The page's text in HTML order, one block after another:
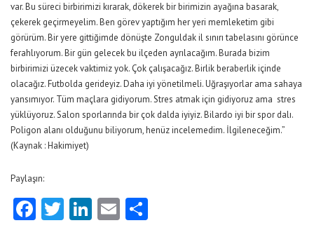
var. Bu süreci birbirimizi kırarak, dökerek bir birimizin ayağına basarak,
çekerek geçirmeyelim. Ben görev yaptığım her yeri memleketim gibi
görürüm. Bir yere gittiğimde dönüşte Zonguldak il sınırı tabelasını görünce
ferahlıyorum. Bir gün gelecek bu ilçeden ayrılacağım. Burada bizim
birbirimizi üzecek vaktimiz yok. Çok çalışacağız. Birlik beraberlik içinde
olacağız. Futbolda gerideyiz. Daha iyi yönetilmeli. Uğraşıyorlar ama sahaya
yansımıyor. Tüm maçlara gidiyorum. Stres atmak için gidiyoruz ama stres
yüklüyoruz. Salon sporlarında bir çok dalda iyiyiz. Bilardo iyi bir spor dalı.
Poligon alanı olduğunu biliyorum, henüz incelemedim. İlgileneceğim.”
(Kaynak : Hakimiyet)
Paylaşın:
Facebook
Twitter
LinkedIn
Email